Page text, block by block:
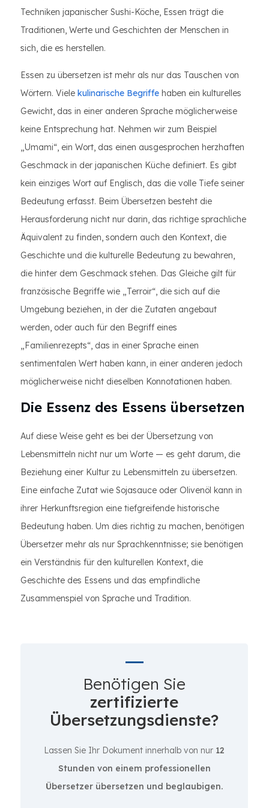
Techniken japanischer Sushi-Köche, Essen trägt die
Traditionen, Werte und Geschichten der Menschen in
sich, die es herstellen.
Essen zu übersetzen ist mehr als nur das Tauschen von
Wörtern. Viele kulinarische Begriffe haben ein kulturelles
Gewicht, das in einer anderen Sprache möglicherweise
keine Entsprechung hat. Nehmen wir zum Beispiel
„Umami“, ein Wort, das einen ausgesprochen herzhaften
Geschmack in der japanischen Küche definiert. Es gibt
kein einziges Wort auf Englisch, das die volle Tiefe seiner
Bedeutung erfasst. Beim Übersetzen besteht die
Herausforderung nicht nur darin, das richtige sprachliche
Äquivalent zu finden, sondern auch den Kontext, die
Geschichte und die kulturelle Bedeutung zu bewahren,
die hinter dem Geschmack stehen. Das Gleiche gilt für
französische Begriffe wie „Terroir“, die sich auf die
Umgebung beziehen, in der die Zutaten angebaut
werden, oder auch für den Begriff eines
„Familienrezepts“, das in einer Sprache einen
sentimentalen Wert haben kann, in einer anderen jedoch
möglicherweise nicht dieselben Konnotationen haben.
Die Essenz des Essens übersetzen
Auf diese Weise geht es bei der Übersetzung von
Lebensmitteln nicht nur um Worte — es geht darum, die
Beziehung einer Kultur zu Lebensmitteln zu übersetzen.
Eine einfache Zutat wie Sojasauce oder Olivenöl kann in
ihrer Herkunftsregion eine tiefgreifende historische
Bedeutung haben. Um dies richtig zu machen, benötigen
Übersetzer mehr als nur Sprachkenntnisse; sie benötigen
ein Verständnis für den kulturellen Kontext, die
Geschichte des Essens und das empfindliche
Zusammenspiel von Sprache und Tradition.
Benötigen Sie
zertifizierte
Übersetzungsdienste?
Lassen Sie Ihr Dokument innerhalb von nur 12
Stunden von einem professionellen
Übersetzer übersetzen und beglaubigen.